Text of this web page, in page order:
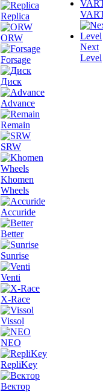
Replica
ORW
Forsage
Диск
Advance
Remain
SRW
Khomen
Wheels
Accuride
Better
Sunrise
Venti
X-Race
Vissol
NEO
RepliKey
Вектор
Next
Level